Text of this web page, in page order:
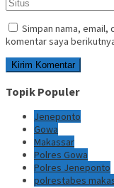
Simpan nama, email,
komentar saya
Topik Populer
Jeneponto
Gowa
Makassar
Polres Gowa
Polres Jeneponto
polrestabes